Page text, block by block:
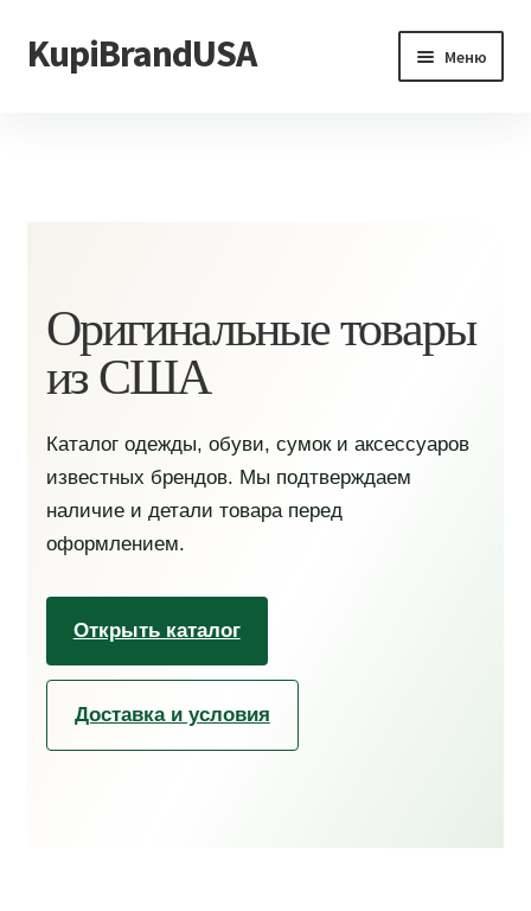
Перейти
к
Перейти
к
KupiBrandUSA Меню
Оригинальные товары
из США
Каталог одежды, обуви, сумок и аксессуаров
известных брендов. Мы подтверждаем
наличие и детали товара перед
оформлением.
Открыть каталог
Доставка и условия